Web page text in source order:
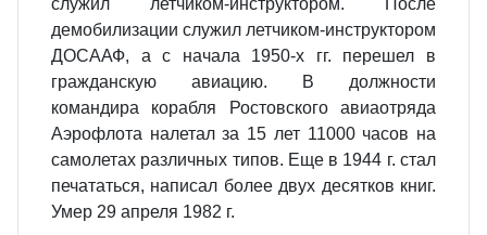
служил летчиком-инструктором. После
демобилизации служил летчиком-инструктором
ДОСААФ, а с начала 1950-х гг. перешел в
гражданскую авиацию. В должности
командира корабля Ростовского авиаотряда
Аэрофлота налетал за 15 лет 11000 часов на
самолетах различных типов. Еще в 1944 г. стал
печататься, написал более двух десятков книг.
Умер 29 апреля 1982 г.